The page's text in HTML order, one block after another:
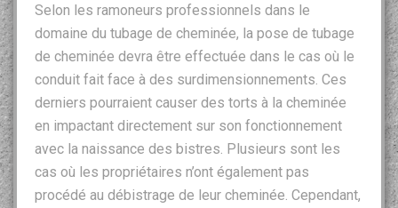
Selon les ramoneurs professionnels dans le
domaine du tubage de cheminée, la pose de tubage
de cheminée devra être effectuée dans le cas où le
conduit fait face à des surdimensionnements. Ces
derniers pourraient causer des torts à la cheminée
en impactant directement sur son fonctionnement
avec la naissance des bistres. Plusieurs sont les
cas où les propriétaires n’ont également pas
procédé au débistrage de leur cheminée. Cependant,